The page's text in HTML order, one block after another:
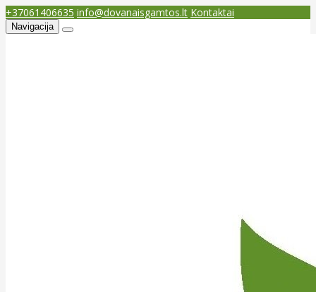
+37061406635 info@dovanaisgamtos.lt Kontaktai
Navigacija